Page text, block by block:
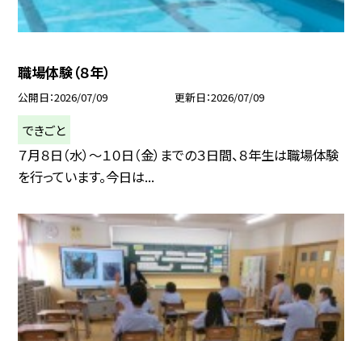
職場体験（８年）
公開日 2026/07/09 更新日 2026/07/09
できごと
７月８日（水）～１０日（金）までの３日間、８年生は職場体験
を行っています。今日は...